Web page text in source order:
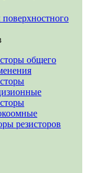
поверхностного
общего
резисторов